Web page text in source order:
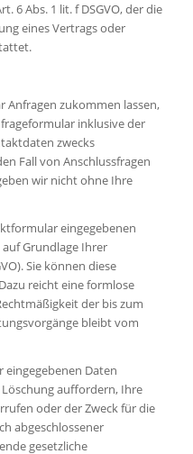
6 Abs. 1 lit. f DSGVO, der die
eines Vertrags oder
Anfragen zukommen lassen,
inklusive der
zwecks
Fall von Anschlussfragen
wir nicht ohne Ihre
eingegebenen
Grundlage Ihrer
Sie können diese
reicht eine formlose
der bis zum
bleibt vom
Daten
auffordern, Ihre
oder der Zweck für die
abgeschlossener
gesetzliche